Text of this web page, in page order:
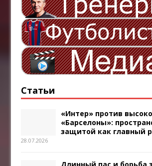
Статьи
«Интер» против
«Барселоны»:
защитой как главный
28.07.2026